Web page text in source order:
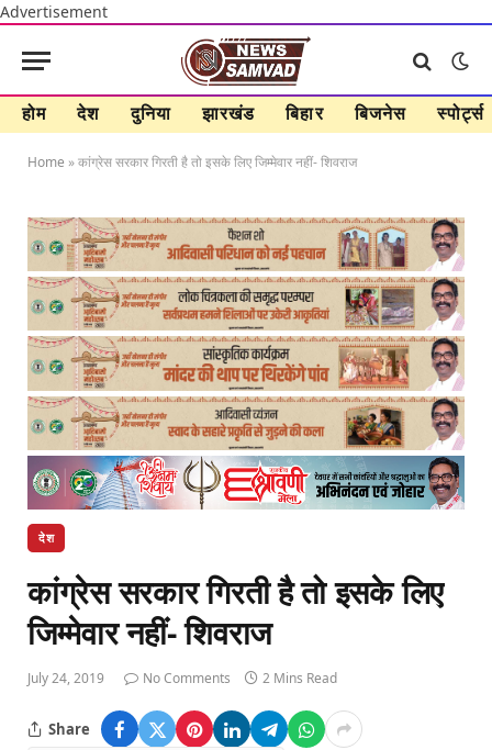
Advertisement
होम देश दुनिया झारखंड बिहार बिजनेस स्पोर्ट्स
Home »कांग्रेस सरकार गिरती है तो इसके लिए जिम्मेवार नहीं- शिवराज
देश
कांग्रेस सरकार गिरती है तो इसके लिए
जिम्मेवार नहीं- शिवराज
July 24, 2019 No Comments 2 Mins Read
Share